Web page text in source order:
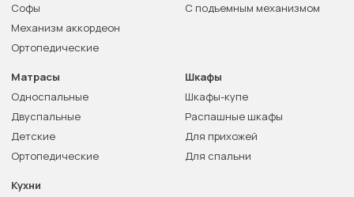
Софы
Механизм аккордеон
Ортопедические
С подъемным механизмом
Матрасы
Односпальные
Двуспальные
Детские
Ортопедические
Шкафы
Шкафы-купе
Распашные шкафы
Для прихожей
Для спальни
Кухни